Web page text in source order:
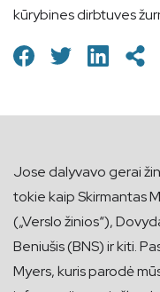
kūrybines dirbtuves
Jose dalyvavo gerai
tokie kaip Skirmantas
(„Verslo žinios“),
Beniušis (BNS) ir kiti.
Myers, kuris parodė